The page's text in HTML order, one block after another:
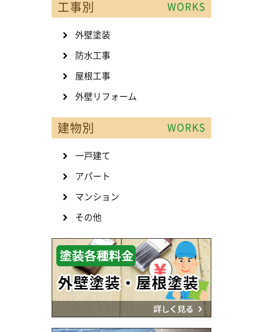
工事別 WORKS
外壁塗装
防水工事
屋根工事
外壁リフォーム
建物別 WORKS
一戸建て
アパート
マンション
その他